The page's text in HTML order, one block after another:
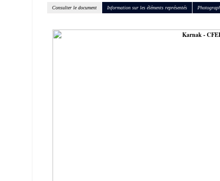
Consulter le document Information sur les éléments représentés